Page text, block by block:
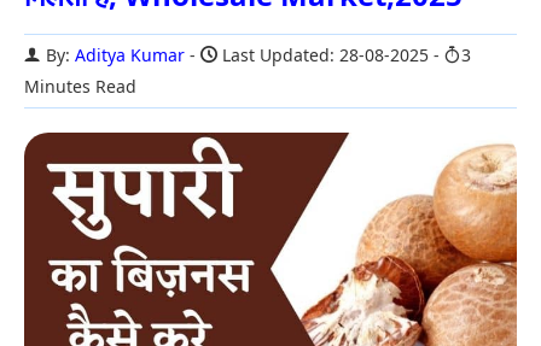
By: Aditya Kumar Last Updated: 28-08-2025
3
Minutes Read